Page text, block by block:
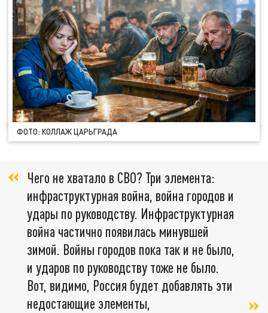
ФОТО: КОЛЛАЖ ЦАРЬГРАДА
Чего не хватало в СВО? Три элемента:
инфраструктурная война, война городов и
удары по руководству. Инфраструктурная
война частично появилась минувшей
зимой. Войны городов пока так и не было,
и ударов по руководству тоже не было.
Вот, видимо, Россия будет добавлять эти
недостающие элементы,